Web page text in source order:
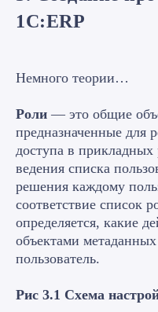
1С:ERP
Немного теории…
Роли — это общие
предназначенные для
доступа в
ведения списка
решения каждому
соответствие список
определяется, какие
объектами
пользователь.
Рис 3.1 Схема